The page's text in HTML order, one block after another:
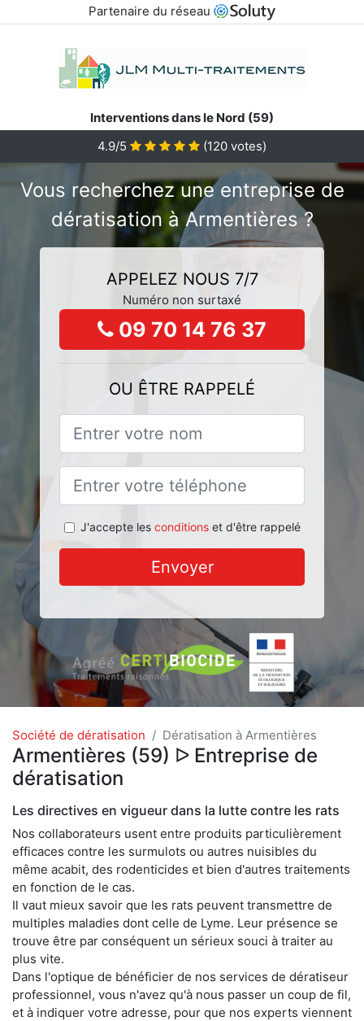
Partenaire du réseau
Interventions dans le Nord (59)
4.9/5
(120 votes)
Vous recherchez une entreprise de
dératisation à Armentières ?
APPELEZ NOUS 7/7
Numéro non surtaxé
09 70 14 76 37
OU ÊTRE RAPPELÉ
J'accepte les conditionset d'être rappelé
Envoyer
Société de dératisation Dératisation à Armentières
Armentières (59) ᐅ Entreprise de
dératisation
Les directives en vigueur dans la lutte contre les rats
Nos collaborateurs usent entre produits particulièrement
efficaces contre les surmulots ou autres nuisibles du
même acabit, des rodenticides et bien d'autres traitements
en fonction de le cas.
Il vaut mieux savoir que les rats peuvent transmettre de
multiples maladies dont celle de Lyme. Leur présence se
trouve être par conséquent un sérieux souci à traiter au
plus vite.
Dans l'optique de bénéficier de nos services de dératiseur
professionnel, vous n'avez qu'à nous passer un coup de fil,
et à indiquer votre adresse, pour que nos experts viennent